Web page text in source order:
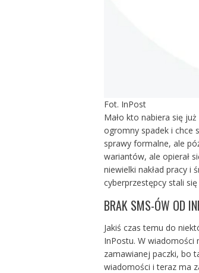
Fot. InPost
Mało kto nabiera się
ogromny spadek i chce
sprawy formalne, ale
wariantów, ale opierał
niewielki nakład pracy i
cyberprzestępcy stali
BRAK SMS-ÓW OD
Jakiś czas temu do
InPostu. W wiadomości
zamawianej paczki, bo
wiadomości i teraz ma